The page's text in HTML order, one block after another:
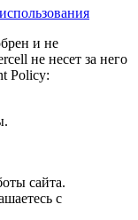
и не
не несет за него
Policy:
сайта.
с